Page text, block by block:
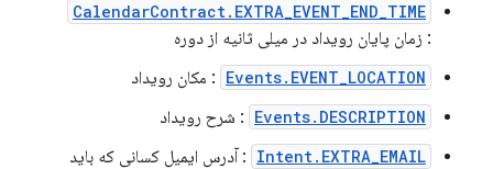
CalendarContract.EXTRA_EVENT_END_TIME
: زمان پایان رویداد در میلی ثانیه از دوره
Events.EVENT_LOCATION : مکان رویداد
Events.DESCRIPTION : شرح رویداد
Intent.EXTRA_EMAIL : آدرس ایمیل کسانی که باید